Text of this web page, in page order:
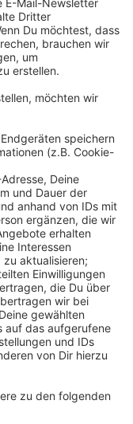
eines
kann
die
Sie der
dieses
Session für